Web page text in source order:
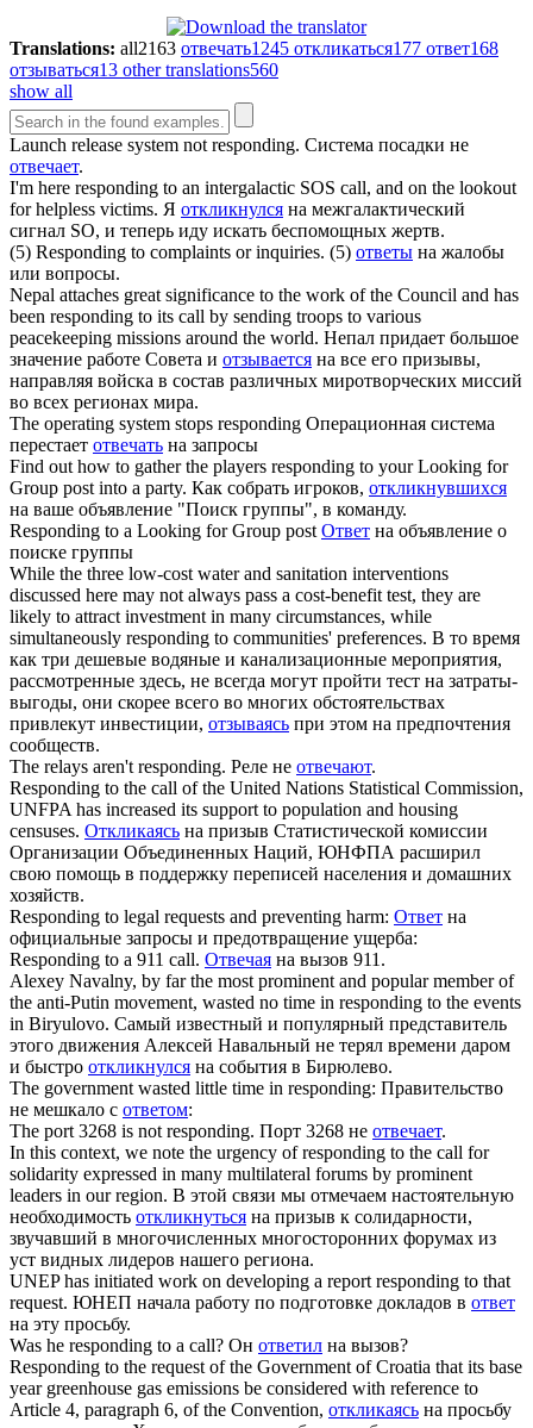
Translations: all2163 отвечать1245 откликаться177 ответ168
отзываться13 other translations560
show all
Launch release system notresponding. Система посадки не
отвечает.
I'm here responding to an intergalactic SOS call, and on the lookout
for helpless victims. Я откликнулся на межгалактический
сигнал SO, и теперь иду искать беспомощных жертв.
(5) Responding to complaints or inquiries. (5) ответы на жалобы
или вопросы.
Nepal attaches great significance to the work of the Council and has
been responding to its call by sending troops to various
peacekeeping missions around the world. Непал придает большое
значение работе Совета и отзывается на все его призывы,
направляя войска в состав различных миротворческих миссий
во всех регионах мира.
The operating system stops responding Операционная система
перестает отвечать на запросы
Find out how to gather the players responding to your Looking for
Group post into a party. Как собрать игроков, откликнувшихся
на ваше объявление "Поиск группы", в команду.
Responding to a Looking for Group post Ответ на объявление о
поиске группы
While the three low-cost water and sanitation interventions
discussed here may not always pass a cost-benefit test, they are
likely to attract investment in many circumstances, while
simultaneously responding to communities' preferences. В то время
как три дешевые водяные и канализационные мероприятия,
рассмотренные здесь, не всегда могут пройти тест на затраты-
выгоды, они скорее всего во многих обстоятельствах
привлекут инвестиции, отзываясь при этом на предпочтения
сообществ.
The relays aren'tresponding. Реле не отвечают.
Responding to the call of the United Nations Statistical Commission,
UNFPA has increased its support to population and housing
censuses. Откликаясь на призыв Статистической комиссии
Организации Объединенных Наций, ЮНФПА расширил
свою помощь в поддержку переписей населения и домашних
хозяйств.
Responding to legal requests and preventing harm: Ответ на
официальные запросы и предотвращение ущерба:
Responding to a 911 call. Отвечая на вызов 911.
Alexey Navalny, by far the most prominent and popular member of
the anti-Putin movement, wasted no time in responding to the events
in Biryulovo. Самый известный и популярный представитель
этого движения Алексей Навальный не терял времени даром
и быстро откликнулся на события в Бирюлево.
The government wasted little time in responding: Правительство
не мешкало с ответом:
The port 3268 is notresponding. Порт 3268 не отвечает.
In this context, we note the urgency ofresponding to the call for
solidarity expressed in many multilateral forums by prominent
leaders in our region. В этой связи мы отмечаем настоятельную
необходимость откликнуться на призыв к солидарности,
звучавший в многочисленных многосторонних форумах из
уст видных лидеров нашего региона.
UNEP has initiated work on developing a reportresponding to that
request. ЮНЕП начала работу по подготовке докладов в ответ
на эту просьбу.
Was he responding to a call? Он ответил на вызов?
Responding to the request of the Government of Croatia that its base
year greenhouse gas emissions be considered with reference to
Article 4, paragraph 6, of the Convention, откликаясь на просьбу